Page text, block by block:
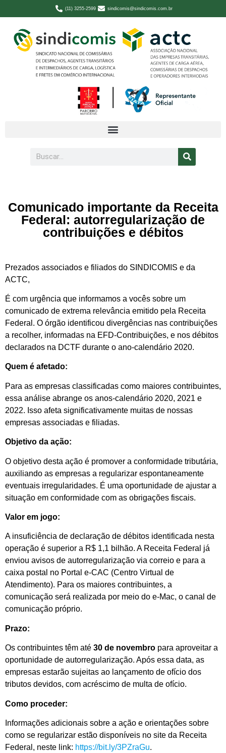
(11) 3255-2599 sindicomis@sindicomis.com.br
Comunicado importante da Receita
Federal: autorregularização de
contribuições e débitos
Prezados associados e filiados do SINDICOMIS e da
ACTC,
É com urgência que informamos a vocês sobre um
comunicado de extrema relevância emitido pela Receita
Federal. O órgão identificou divergências nas contribuições
a recolher, informadas na EFD-Contribuições, e nos débitos
declarados na DCTF durante o ano-calendário 2020.
Quem é afetado:
Para as empresas classificadas como maiores contribuintes,
essa análise abrange os anos-calendário 2020, 2021 e
2022. Isso afeta significativamente muitas de nossas
empresas associadas e filiadas.
Objetivo da ação:
O objetivo desta ação é promover a conformidade tributária,
auxiliando as empresas a regularizar espontaneamente
eventuais irregularidades. É uma oportunidade de ajustar a
situação em conformidade com as obrigações fiscais.
Valor em jogo:
A insuficiência de declaração de débitos identificada nesta
operação é superior a R$ 1,1 bilhão. A Receita Federal já
enviou avisos de autorregularização via correio e para a
caixa postal no Portal e-CAC (Centro Virtual de
Atendimento). Para os maiores contribuintes, a
comunicação será realizada por meio do e-Mac, o canal de
comunicação próprio.
Prazo:
Os contribuintes têm até 30 de novembro para aproveitar a
oportunidade de autorregularização. Após essa data, as
empresas estarão sujeitas ao lançamento de ofício dos
tributos devidos, com acréscimo de multa de ofício.
Como proceder:
Informações adicionais sobre a ação e orientações sobre
como se regularizar estão disponíveis no site da Receita
Federal, neste link: https://bit.ly/3PZraGu.